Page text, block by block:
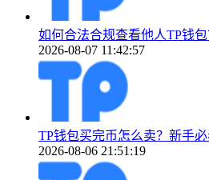
如何合法合规查看他人TP钱
2026-08-07 11:42:57
TP钱包买完币怎么卖？新手
2026-08-06 21:51:19